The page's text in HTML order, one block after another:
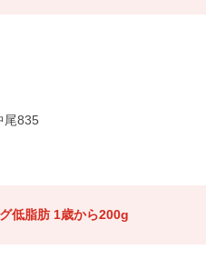
尾835
低脂肪 1歳から200g